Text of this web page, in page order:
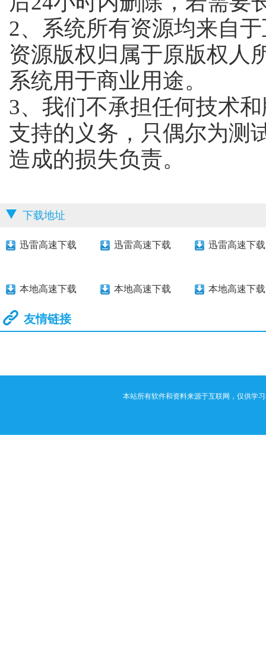
2、系统所有资源均来自
资源版权归属于原版权人
系统用于商业用途。
3、我们不承担任何技术
支持的义务，只偶尔为测
造成的损失负责。
下载地址
迅雷高速下载 迅雷高速下载 迅雷高速下载
本地高速下载 本地高速下载 本地高速下载
友情链接
本站所有软件和资料来源于互联网，仅供学